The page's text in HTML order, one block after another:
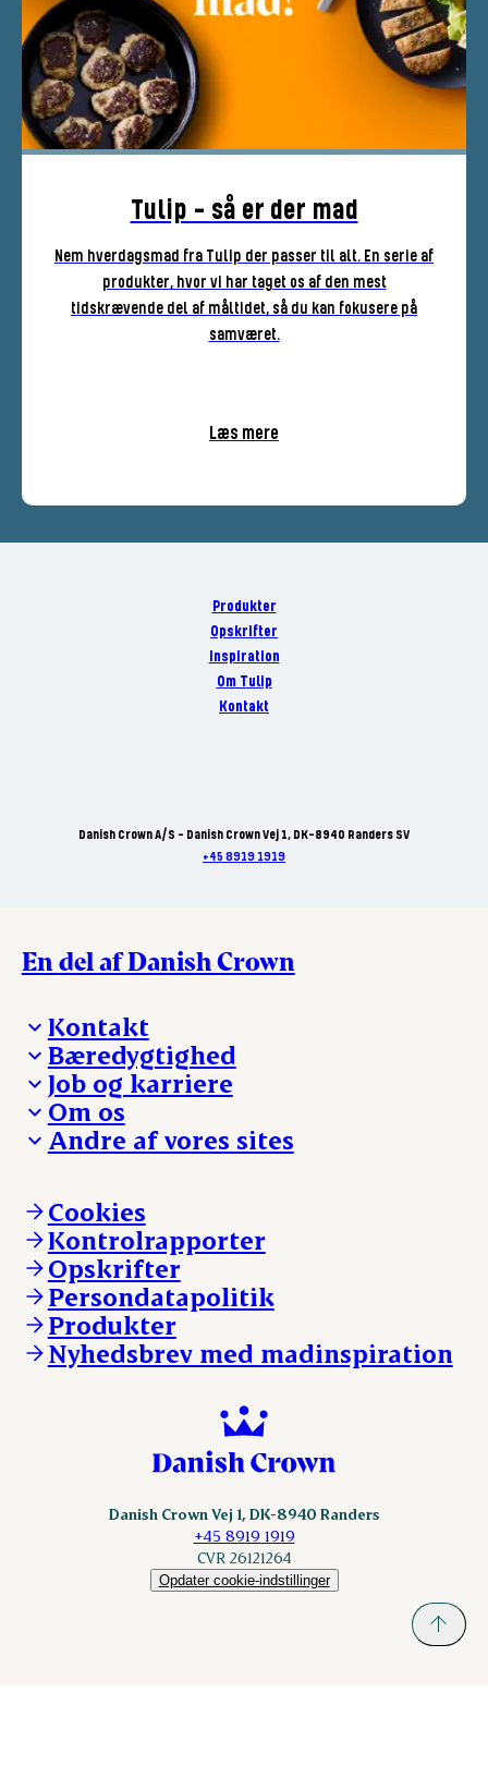
Tulip - så er der mad
Nem hverdagsmad fra Tulip der passer til alt. En serie af
produkter, hvor vi har taget os af den mest
tidskrævende del af måltidet, så du kan fokusere på
samværet.
Læs mere
Produkter
Opskrifter
Inspiration
Om Tulip
Kontakt
Danish Crown A/S - Danish Crown Vej 1, DK-8940 Randers SV
+45 8919 1919
En del af Danish Crown
Kontakt
Besøg Danish Crown
Presse og nyheder
Reklamationer
Whistleblower
Øvrige henvendelser
Bæredygtighed
Fra jord til bord
Hverdagen
Ansvarlighed og nøgletal
Job og karriere
Arbejd med os
Ledige stillinger
Om os
Hvem er vi
Vores resultater
Vores lokationer
Kontakt
Andre af vores sites
Andelsejere - kreatur
Danishcrownprofessional.com
DAT-Schaub.com
ESS-FOOD.com
Fonden Dansk Gastronomi
KLS.se
nordicspoor.com
Scanhide.dk
Cookies
Kontrolrapporter
Opskrifter
Persondatapolitik
Produkter
Nyhedsbrev med madinspiration
Danish Crown Vej 1, DK-8940 Randers
+45 8919 1919
CVR 26121264
Opdater cookie-indstillinger